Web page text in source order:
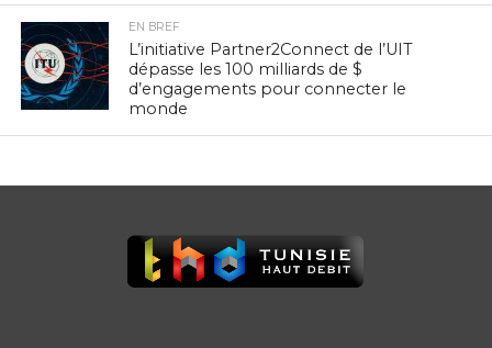
EN BREF
L’initiative Partner2Connect de l’UIT
dépasse les 100 milliards de $
d’engagements pour connecter le
monde